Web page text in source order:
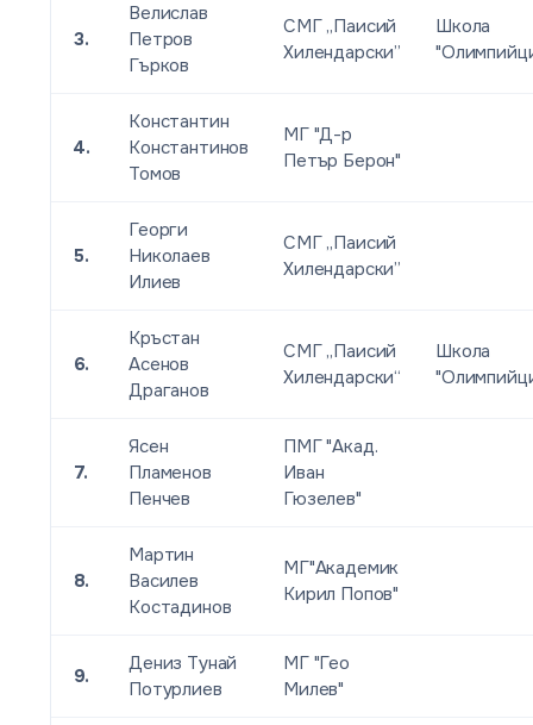
3.
Велислав
Петров
Гърков
СМГ „Паисий
Хилендарски”
Школа
4.
Константин
Константинов
Томов
МГ "Д-р
Петър Берон"
5.
Георги
Николаев
Илиев
СМГ „Паисий
Хилендарски”
6.
Кръстан
Асенов
Драганов
СМГ „Паисий
Хилендарски“
Школа
7.
Ясен
Пламенов
Пенчев
ПМГ "Акад.
Иван
Гюзелев"
8.
Мартин
Василев
Костадинов
МГ"Академик
Кирил Попов"
9.
Дениз Тунай
Потурлиев
МГ "Гео
Милев"